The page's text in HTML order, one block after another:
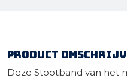
Product
Deze Stootband van het